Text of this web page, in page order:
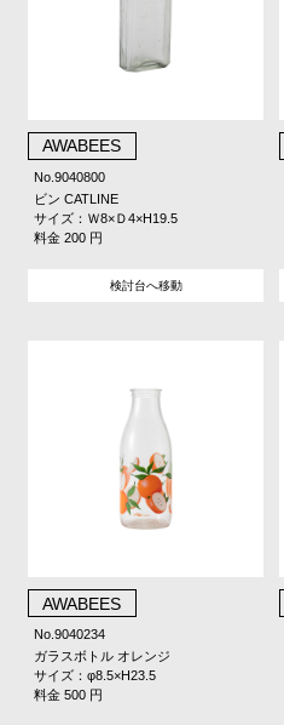
AWABEES
No.9040800
ビン CATLINE
サイズ：Ｗ8×Ｄ4×H19.5
料金 200 円
検討台へ移動
AWABEES
No.9040234
ガラスボトル オレンジ
サイズ：φ8.5×H23.5
料金 500 円